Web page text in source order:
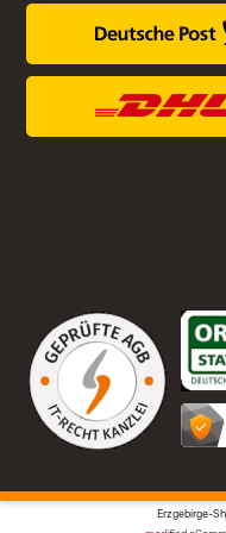
Erzgebirge-